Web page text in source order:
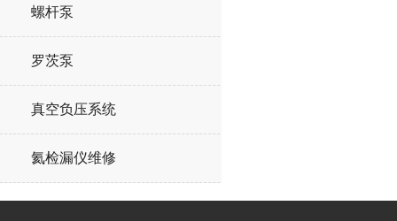
螺杆泵
罗茨泵
真空负压系统
氦检漏仪维修